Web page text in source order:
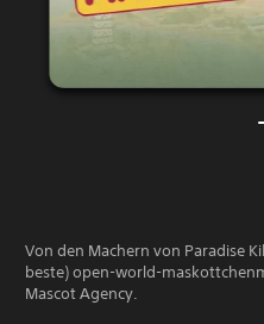
Von den Machern von Paradise
beste) open-world-
Mascot Agency.